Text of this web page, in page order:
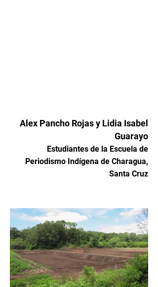
Alex Pancho Rojas y Lidia Isabel
Guarayo
Estudiantes de la Escuela de
Periodismo Indígena de Charagua,
Santa Cruz